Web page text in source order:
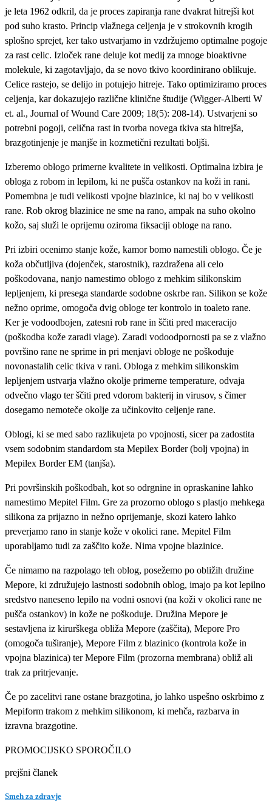
je leta 1962 odkril, da je proces zapiranja rane dvakrat hitrejši kot
pod suho krasto. Princip vlažnega celjenja je v strokovnih krogih
splošno sprejet, ker tako ustvarjamo in vzdržujemo optimalne pogoje
za rast celic. Izloček rane deluje kot medij za mnoge bioaktivne
molekule, ki zagotavljajo, da se novo tkivo koordinirano oblikuje.
Celice rastejo, se delijo in potujejo hitreje. Tako optimiziramo proces
celjenja, kar dokazujejo različne klinične študije (Wigger-Alberti W
et. al., Journal of Wound Care 2009; 18(5): 208-14). Ustvarjeni so
potrebni pogoji, celična rast in tvorba novega tkiva sta hitrejša,
brazgotinjenje je manjše in kozmetični rezultati boljši.
Izberemo oblogo primerne kvalitete in velikosti. Optimalna izbira je
obloga z robom in lepilom, ki ne pušča ostankov na koži in rani.
Pomembna je tudi velikosti vpojne blazinice, ki naj bo v velikosti
rane. Rob okrog blazinice ne sme na rano, ampak na suho okolno
kožo, saj služi le oprijemu oziroma fiksaciji obloge na rano.
Pri izbiri ocenimo stanje kože, kamor bomo namestili oblogo. Če je
koža občutljiva (dojenček, starostnik), razdražena ali celo
poškodovana, nanjo namestimo oblogo z mehkim silikonskim
lepljenjem, ki presega standarde sodobne oskrbe ran. Silikon se kože
nežno oprime, omogoča dvig obloge ter kontrolo in toaleto rane.
Ker je vodoodbojen, zatesni rob rane in ščiti pred maceracijo
(poškodba kože zaradi vlage). Zaradi vodoodpornosti pa se z vlažno
površino rane ne sprime in pri menjavi obloge ne poškoduje
novonastalih celic tkiva v rani. Obloga z mehkim silikonskim
lepljenjem ustvarja vlažno okolje primerne temperature, odvaja
odvečno vlago ter ščiti pred vdorom bakterij in virusov, s čimer
dosegamo nemoteče okolje za učinkovito celjenje rane.
Oblogi, ki se med sabo razlikujeta po vpojnosti, sicer pa zadostita
vsem sodobnim standardom sta Mepilex Border (bolj vpojna) in
Mepilex Border EM (tanjša).
Pri površinskih poškodbah, kot so odrgnine in opraskanine lahko
namestimo Mepitel Film. Gre za prozorno oblogo s plastjo mehkega
silikona za prijazno in nežno oprijemanje, skozi katero lahko
preverjamo rano in stanje kože v okolici rane. Mepitel Film
uporabljamo tudi za zaščito kože. Nima vpojne blazinice.
Če nimamo na razpolago teh oblog, posežemo po obližih družine
Mepore, ki združujejo lastnosti sodobnih oblog, imajo pa kot lepilno
sredstvo naneseno lepilo na vodni osnovi (na koži v okolici rane ne
pušča ostankov) in kože ne poškoduje. Družina Mepore je
sestavljena iz kirurškega obliža Mepore (zaščita), Mepore Pro
(omogoča tuširanje), Mepore Film z blazinico (kontrola kože in
vpojna blazinica) ter Mepore Film (prozorna membrana) obliž ali
trak za pritrjevanje.
Če po zacelitvi rane ostane brazgotina, jo lahko uspešno oskrbimo z
Mepiform trakom z mehkim silikonom, ki mehča, razbarva in
izravna brazgotine.
PROMOCIJSKO SPOROČILO
prejšni članek
Smeh za zdravje